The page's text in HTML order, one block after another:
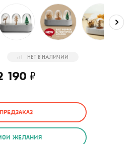
НЕТ В НАЛИЧИИ
190₽
ПРЕДЗАКАЗ
ЖЕЛАНИЯ